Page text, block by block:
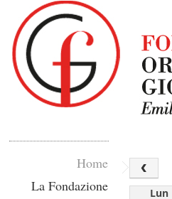
Home
La Fondazione
Lun